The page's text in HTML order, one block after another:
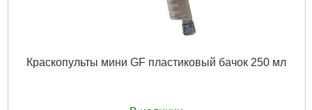
Краскопульты мини GF пластиковый бачок 250 мл